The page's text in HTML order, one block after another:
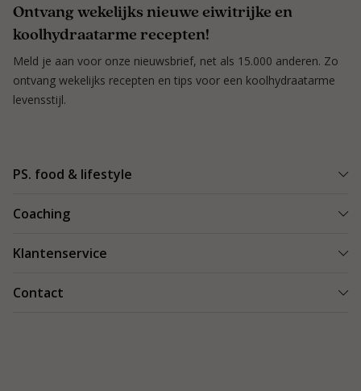
Ontvang wekelijks nieuwe eiwitrijke en
koolhydraatarme recepten!
Meld je aan voor onze nieuwsbrief, net als 15.000 anderen. Zo
ontvang wekelijks recepten en tips voor een koolhydraatarme
levensstijl.
PS. food & lifestyle
Re-boost pakket
Coaching
Blog & Tips
Klantenservice
Contact